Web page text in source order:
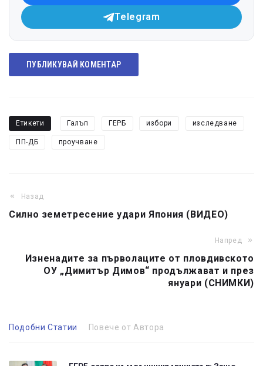
Telegram
ПУБЛИКУВАЙ КОМЕНТАР
Етикети Галъп ГЕРБ избори изследване
ПП-ДБ проучване
Назад
Силно земетресение удари Япония (ВИДЕО)
Напред
Изненадите за първолаците от пловдивското
ОУ „Димитър Димов“ продължават и през
януари (СНИМКИ)
Подобни Статии Повече от Автора